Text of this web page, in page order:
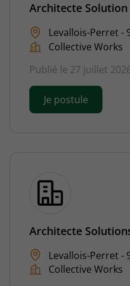
Architecte Solution
Levallois-Perret -
Collective Works
Publié le 27 juillet
Je postule
Architecte
Levallois-Perret -
Collective Works